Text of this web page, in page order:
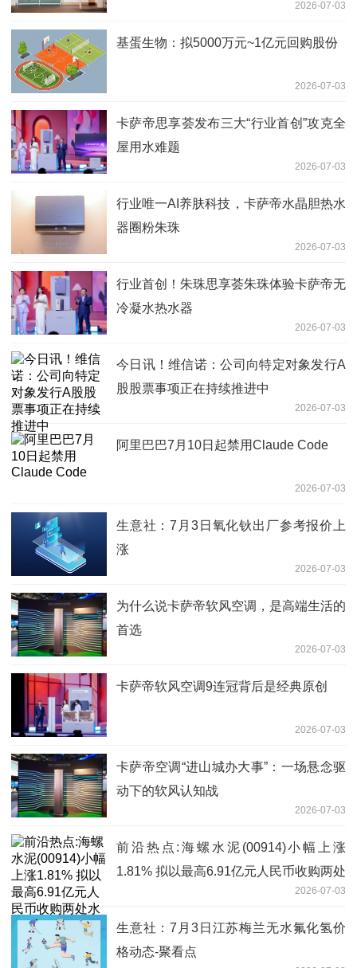
2026-07-03
基蛋生物：拟5000万元~1亿元回购股份
2026-07-03
卡萨帝思享荟发布三大“行业首创”攻克全
屋用水难题
2026-07-03
行业唯一AI养肤科技，卡萨帝水晶胆热水
器圈粉朱珠
2026-07-03
行业首创！朱珠思享荟朱珠体验卡萨帝无
冷凝水热水器
2026-07-03
今日讯！维信诺：公司向特定对象发行A
股股票事项正在持续推进中
2026-07-03
阿里巴巴7月10日起禁用Claude Code
2026-07-03
生意社：7月3日氧化钬出厂参考报价上
涨
2026-07-03
为什么说卡萨帝软风空调，是高端生活的
首选
2026-07-03
卡萨帝软风空调9连冠背后是经典原创
2026-07-03
卡萨帝空调“进山城办大事”：一场悬念驱
动下的软风认知战
2026-07-03
前沿热点:海螺水泥(00914)小幅上涨
1.81% 拟以最高6.91亿元人民币收购两处
2026-07-03
生意社：7月3日江苏梅兰无水氟化氢价
格动态-聚看点